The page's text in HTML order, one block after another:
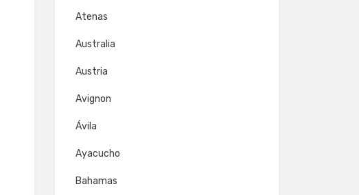
Atenas
Australia
Austria
Avignon
Ávila
Ayacucho
Bahamas